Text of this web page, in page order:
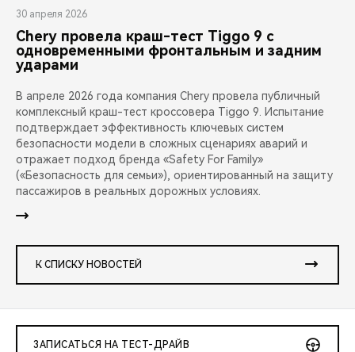
30 апреля 2026
Chery провела краш-тест Tiggo 9 с
одновременными фронтальным и задним
ударами
В апреле 2026 года компания Chery провела публичный
комплексный краш-тест кроссовера Tiggo 9. Испытание
подтверждает эффективность ключевых систем
безопасности модели в сложных сценариях аварий и
отражает подход бренда «Safety For Family»
(«Безопасность для семьи»), ориентированный на защиту
пассажиров в реальных дорожных условиях.
К СПИСКУ НОВОСТЕЙ
ЗАПИСАТЬСЯ НА ТЕСТ-ДРАЙВ